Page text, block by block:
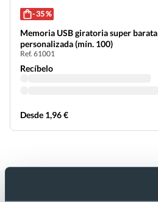
- 35 %
Memoria USB giratoria super barata
personalizada (mín. 100)
Ref. 61001
Recíbelo
Desde 1,96 €